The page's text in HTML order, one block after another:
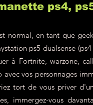
ps4,
normal, en tant que
ps5 dualsense
à Fortnite, warzone,
vos personnages
tort de vous priver
immergez-vous